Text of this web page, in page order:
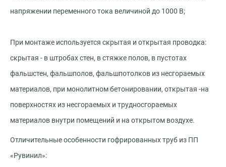
напряжении переменного тока величиной до 1000 В;
При монтаже используется скрытая и открытая проводка:
скрытая - в штробах стен, в стяжке полов, в пустотах
фальшстен, фальшполов, фальшпотолков из несгораемых
материалов, при монолитном бетонировании, открытая -на
поверхностях из несгораемых и трудносгораемых
материалов внутри помещений и на открытом воздухе.
Отличительные особенности гофрированных труб из ПП
«Рувинил»: